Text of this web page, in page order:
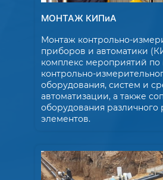
МОНТАЖ КИПиА
Монтаж контрольно-
приборов и автоматики
комплекс мероприятий по
контрольно-
оборудования, систем и
автоматизации, а также
оборудования различного
элементов.